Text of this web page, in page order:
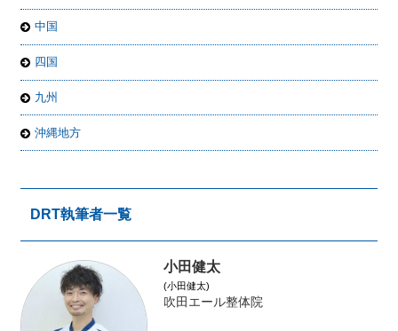
中国
四国
九州
沖縄地方
DRT執筆者一覧
小田健太
(小田健太)
吹田エール整体院